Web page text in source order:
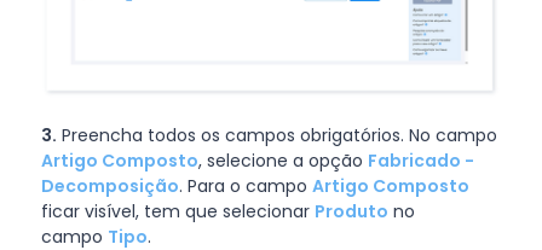
3. Preencha todos os campos obrigatórios. No campo
Artigo Composto, selecione a opção Fabricado -
Decomposição. Para o campo Artigo Composto
ficar visível, tem que selecionar Produto no
campo Tipo.